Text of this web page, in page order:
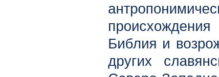
Библия и
других